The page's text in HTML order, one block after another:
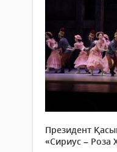
Президент
«Сириус – Роза